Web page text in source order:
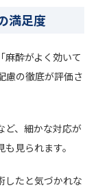
満足度
麻酔がよく効いて
慮の徹底が評価さ
ど、細かな対応が
見られます。
したと気づかれな